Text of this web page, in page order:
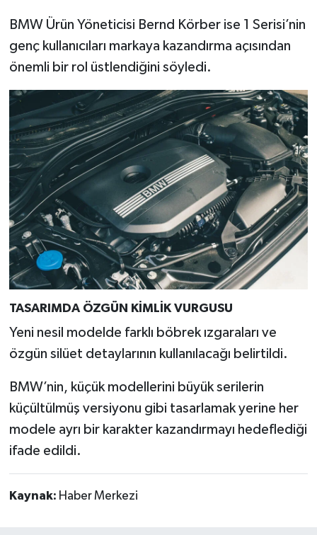
BMW Ürün Yöneticisi Bernd Körber ise 1 Serisi’nin
genç kullanıcıları markaya kazandırma açısından
önemli bir rol üstlendiğini söyledi.
TASARIMDA ÖZGÜN KİMLİK VURGUSU
Yeni nesil modelde farklı böbrek ızgaraları ve
özgün silüet detaylarının kullanılacağı belirtildi.
BMW’nin, küçük modellerini büyük serilerin
küçültülmüş versiyonu gibi tasarlamak yerine her
modele ayrı bir karakter kazandırmayı hedeflediği
ifade edildi.
Kaynak: Haber Merkezi